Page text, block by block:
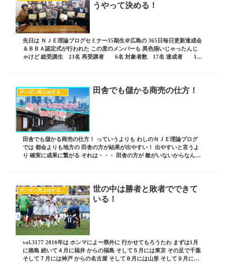
うやって決める！
先日は ＮＪＥ理論ブログセミナー35期生＠広島の 365日毎日更新達成会
＆ＢＢＡ認定式が行われた この度のメンバーも 異色揃いじゃったんじ
ゃけど 総受講生 23名 再受講者 6名 対象者数 17名 達成者 13
ガンガン売上upするブログの書き方 田舎でも儲かる商売の仕方！
田舎でも儲かる商売の仕方！ っていうよりも わしのＮＪＥ理論ブログ
では 都会よりも地方の 田舎の方が結果が出やすい！ 出やすいと言うよ
り 確実に成果に繋がる それは・・・ 田舎の方が 敵がいないからなんで
ガンガン売上upするブログの書き方
世の中は勝者と敗者でできて
いる！
vol.3177 2016年は ホンマによー県外に 行かせてもろうたわ まずは1月
に徳島 続いて４月に福井 からの福島 そして５月には東京 その足で千葉
そして７月には神戸 からの名古屋 そして８月には山形 そして９月には